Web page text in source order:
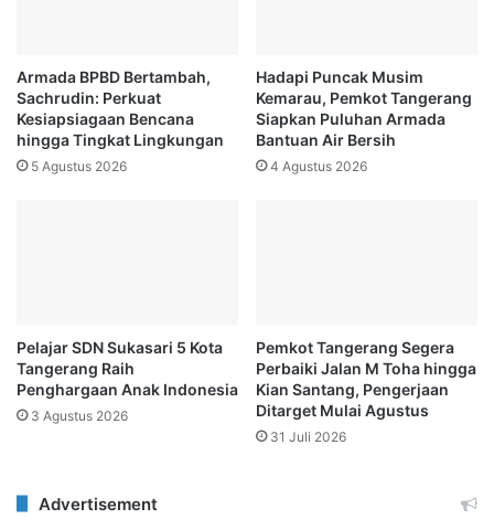
Armada BPBD Bertambah,
Sachrudin: Perkuat
Kesiapsiagaan Bencana
hingga Tingkat Lingkungan
5 Agustus 2026
Hadapi Puncak Musim
Kemarau, Pemkot Tangerang
Siapkan Puluhan Armada
Bantuan Air Bersih
4 Agustus 2026
Pelajar SDN Sukasari 5 Kota
Tangerang Raih
Penghargaan Anak Indonesia
3 Agustus 2026
Pemkot Tangerang Segera
Perbaiki Jalan M Toha hingga
Kian Santang, Pengerjaan
Ditarget Mulai Agustus
31 Juli 2026
Advertisement